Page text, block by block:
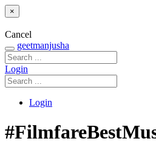
×
Cancel
geetmanjusha
Login
Login